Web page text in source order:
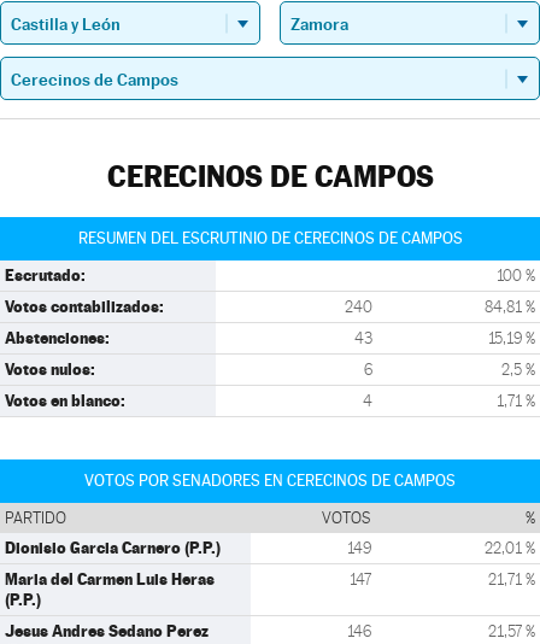
CERECINOS DE CAMPOS
RESUMEN DEL ESCRUTINIO DE CERECINOS DE CAMPOS
Escrutado: 100 %
Votos contabilizados: 240 84,81 %
Abstenciones: 43 15,19 %
Votos nulos: 6 2,5 %
Votos en blanco: 4 1,71 %
VOTOS POR SENADORES EN CERECINOS DE CAMPOS
PARTIDO VOTOS %
Dionisio Garcia Carnero (P.P.) 149 22,01 %
Maria del Carmen Luis Heras
(P.P.)
147 21,71 %
Jesus Andres Sedano Perez
146 21,57 %